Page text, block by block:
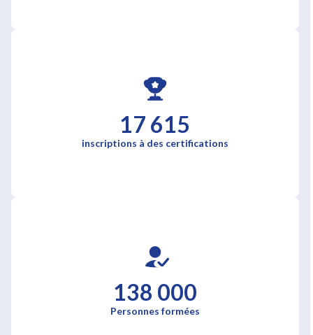
17 615
inscriptions à des certifications
138 000
Personnes formées